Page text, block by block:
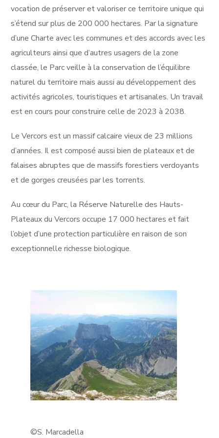
vocation de préserver et valoriser ce territoire unique qui
s’étend sur plus de 200 000 hectares. Par la signature
d’une Charte avec les communes et des accords avec les
agriculteurs ainsi que d’autres usagers de la zone
classée, le Parc veille à la conservation de l’équilibre
naturel du territoire mais aussi au développement des
activités agricoles, touristiques et artisanales. Un travail
est en cours pour construire celle de 2023 à 2038.
Le Vercors est un massif calcaire vieux de 23 millions
d’années. Il est composé aussi bien de plateaux et de
falaises abruptes que de massifs forestiers verdoyants
et de gorges creusées par les torrents.
Au cœur du Parc, la Réserve Naturelle des Hauts-
Plateaux du Vercors occupe 17 000 hectares et fait
l’objet d’une protection particulière en raison de son
exceptionnelle richesse biologique.
©S. Marcadella